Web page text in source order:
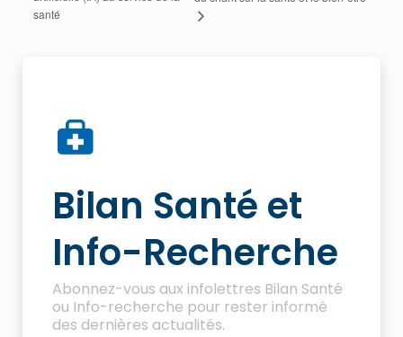
santé
Bilan Santé et
Info-Recherche
Abonnez-vous aux infolettres Bilan Santé
ou Info-recherche pour rester informé
des dernières actualités.